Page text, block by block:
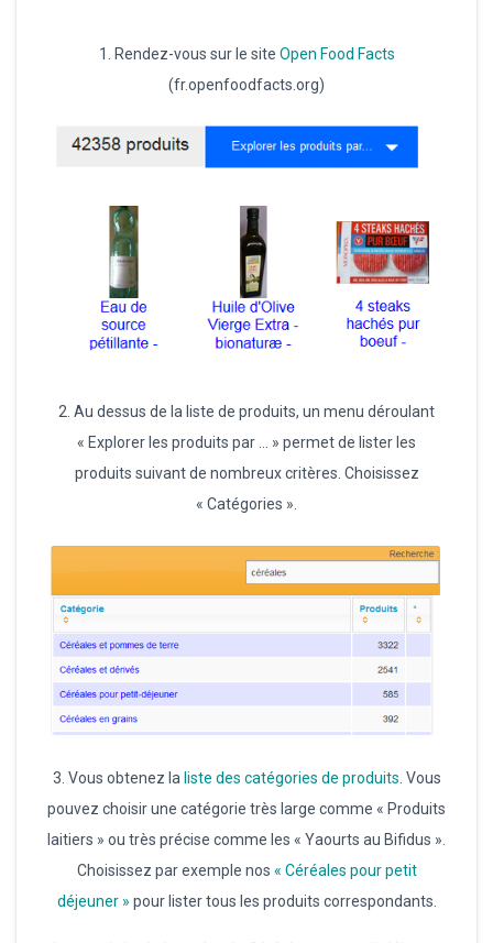
1. Rendez-vous sur le site Open Food Facts
(fr.openfoodfacts.org)
2. Au dessus de la liste de produits, un menu déroulant
« Explorer les produits par … » permet de lister les
produits suivant de nombreux critères. Choisissez
« Catégories ».
3. Vous obtenez la liste des catégories de produits . Vous
pouvez choisir une catégorie très large comme « Produits
laitiers » ou très précise comme les « Yaourts au Bifidus ».
Choisissez par exemple nos « Céréales pour petit
déjeuner » pour lister tous les produits correspondants.